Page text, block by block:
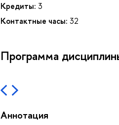
Кредиты: 3
Контактные часы: 32
Программа
Аннотация